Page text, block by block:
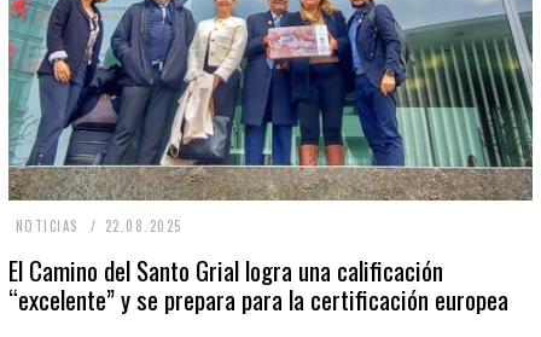
NOTICIAS 22.08.2025
.
El Camino del Santo Grial logra una calificación
“excelente” y se prepara para la certificación europea